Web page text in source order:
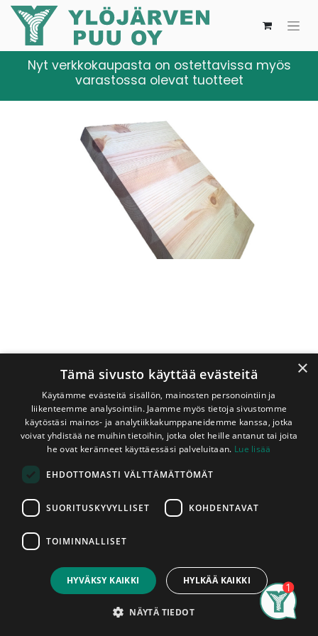
83,40€
Account
Nyt verkkokaupasta on ostettavissa myös
varastossa olevat tuotteet
Shop
Liimapuulevyt
Liimapuulevy Mänty 40x300x3000 mm A/B
Liimapuulevy Mänty 40x300x3000
mm A/B
Mäntyliimapuulevy on vaalea,
perinteinen ja kustannustehokas
massiivipuulevy, joka valmistetaan
liimaamalla mäntysäleitä rinnakkain. Se
on pehmeämpää kuin tammi tai koivu,
×
Tämä sivusto käyttää evästeitä
Käytämme evästeitä sisällön, mainosten personointiin ja
liikenteemme analysointiin. Jaamme myös tietoja sivustomme
käytöstäsi mainos- ja analytiikkakumppaneidemme kanssa, jotka
voivat yhdistää ne muihin tietoihin, jotka olet heille antanut tai joita
he ovat keränneet käyttäessäsi palveluitaan. Lue lisää
EHDOTTOMASTI VÄLTTÄMÄTTÖMÄT
SUORITUSKYVYLLISET KOHDENTAVAT
TOIMINNALLISET
HYVÄKSY KAIKKI HYLKÄÄ KAIKKI
NÄYTÄ TIEDOT